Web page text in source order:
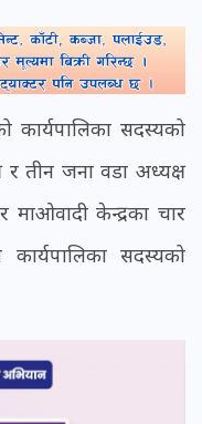
सदस्यको
र तीन जना वडा अध्यक्ष
केन्द्रका चार
सदस्यको